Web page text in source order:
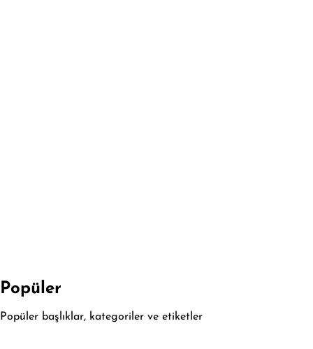
Popüler
Popüler başlıklar, kategoriler ve etiketler